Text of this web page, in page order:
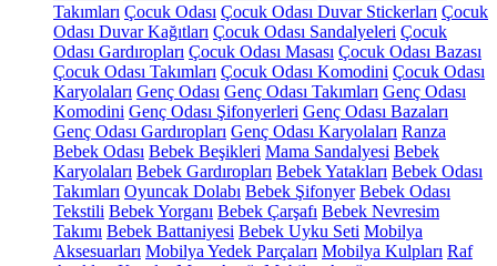
Takımları Çocuk Odası Çocuk Odası Duvar Stickerları Çocuk
Odası Duvar Kağıtları Çocuk Odası Sandalyeleri Çocuk
Odası Gardıropları Çocuk Odası Masası Çocuk Odası Bazası
Çocuk Odası Takımları Çocuk Odası Komodini Çocuk Odası
Karyolaları Genç Odası Genç Odası Takımları Genç Odası
Komodini Genç Odası Şifonyerleri Genç Odası Bazaları
Genç Odası Gardıropları Genç Odası Karyolaları Ranza
Bebek Odası Bebek Beşikleri Mama Sandalyesi Bebek
Karyolaları Bebek Gardıropları Bebek Yatakları Bebek Odası
Takımları Oyuncak Dolabı Bebek Şifonyer Bebek Odası
Tekstili Bebek Yorganı Bebek Çarşafı Bebek Nevresim
Takımı Bebek Battaniyesi Bebek Uyku Seti Mobilya
Aksesuarları Mobilya Yedek Parçaları Mobilya Kulpları Raf